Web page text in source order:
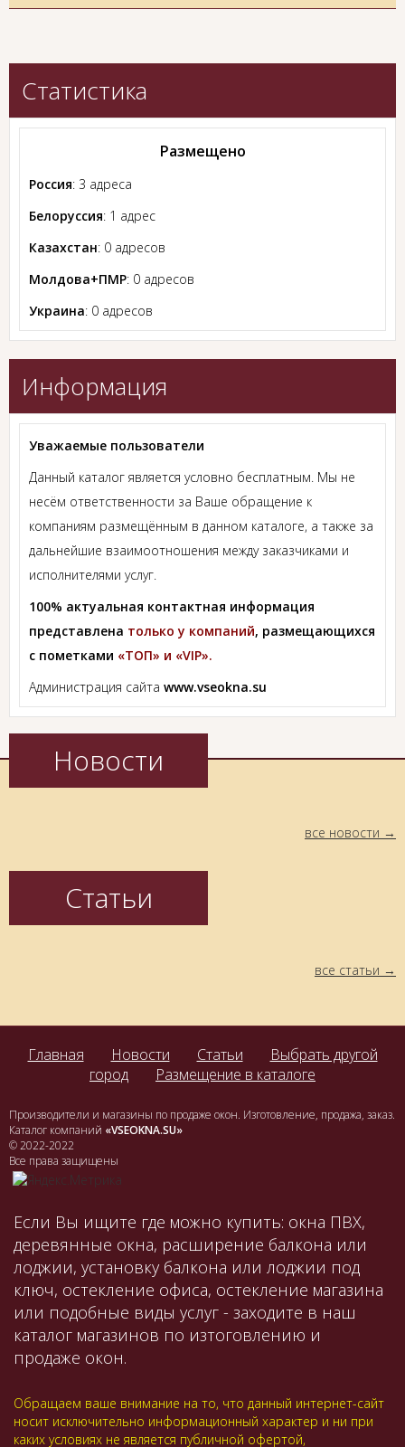
Статистика
Размещено
Россия: 3 адреса
Белоруссия: 1 адрес
Казахстан: 0 адресов
Молдова+ПМР: 0 адресов
Украина: 0 адресов
Информация
Уважаемые пользователи
Данный каталог является условно бесплатным. Мы не
несём ответственности за Ваше обращение к
компаниям размещённым в данном каталоге, а также за
дальнейшие взаимоотношения между заказчиками и
исполнителями услуг.
100% актуальная контактная информация
представлена только у компаний, размещающихся
с пометками «ТОП» и «VIP».
Администрация сайта www.vseokna.su
Новости
все новости
Статьи
все статьи
Главная Новости Статьи
Выбрать другой
город
Размещение в каталоге
Производители и магазины по продаже окон. Изготовление, продажа, заказ.
Каталог компаний «VSEOKNA.SU»
© 2022-2022
Все права защищены
Если Вы ищите где можно купить: окна ПВХ,
деревянные окна, расширение балкона или
лоджии, установку балкона или лоджии под
ключ, остекление офиса, остекление магазина
или подобные виды услуг - заходите в наш
каталог магазинов по изтоговлению и
продаже окон.
Обращаем ваше внимание на то, что данный интернет-сайт
носит исключительно информационный характер и ни при
каких условиях не является публичной офертой,